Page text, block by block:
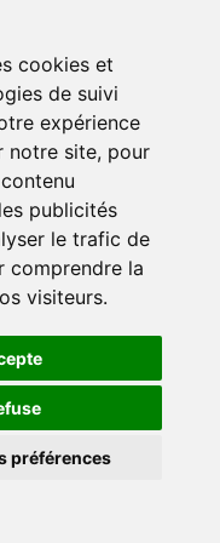
cookies et
de suivi
expérience
notre site, pour
publicités
le trafic de
comprendre la
visiteurs.
préférences